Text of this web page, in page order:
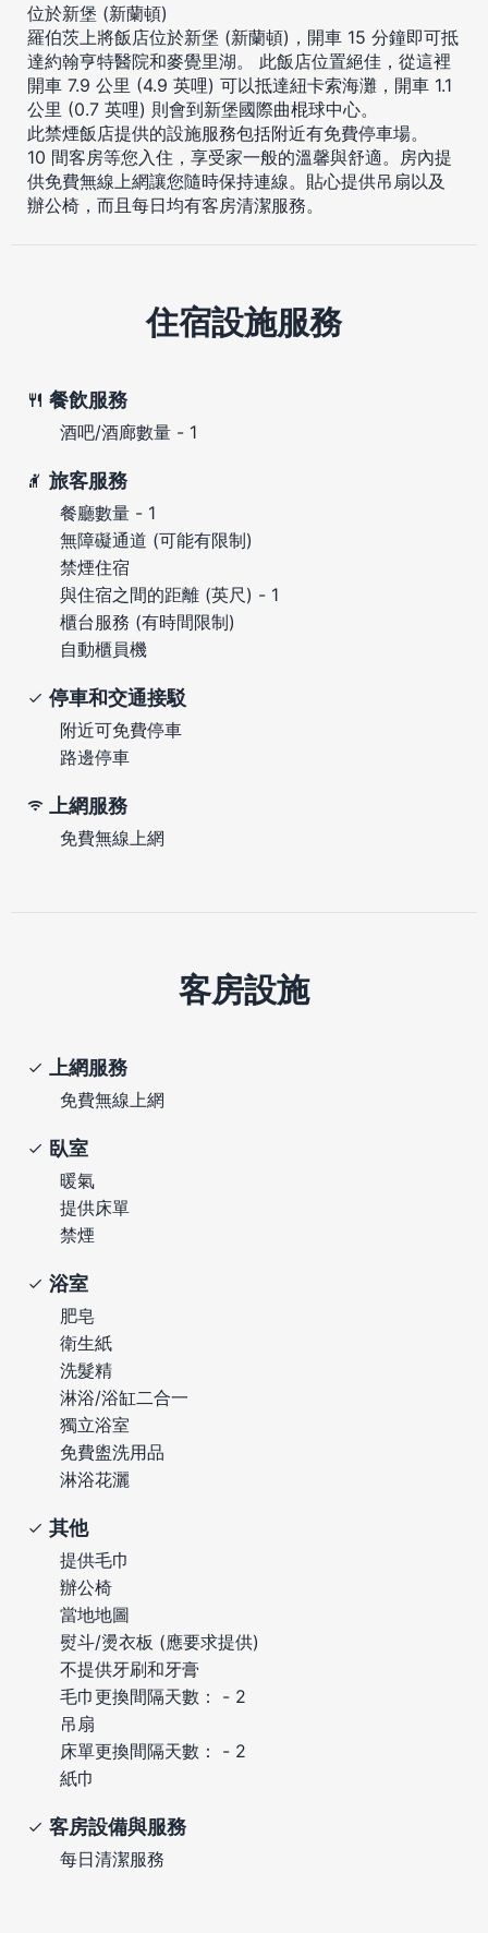
位於新堡 (新蘭頓)
羅伯茨上將飯店位於新堡 (新蘭頓)，開車 15 分鐘即可抵
達約翰亨特醫院和麥覺里湖。 此飯店位置絕佳，從這裡
開車 7.9 公里 (4.9 英哩) 可以抵達紐卡索海灘，開車 1.1
公里 (0.7 英哩) 則會到新堡國際曲棍球中心。
此禁煙飯店提供的設施服務包括附近有免費停車場。
10 間客房等您入住，享受家一般的溫馨與舒適。房內提
供免費無線上網讓您隨時保持連線。貼心提供吊扇以及
辦公椅，而且每日均有客房清潔服務。
住宿設施服務
餐飲服務
酒吧/酒廊數量 - 1
旅客服務
餐廳數量 - 1
無障礙通道 (可能有限制)
禁煙住宿
與住宿之間的距離 (英尺) - 1
櫃台服務 (有時間限制)
自動櫃員機
停車和交通接駁
附近可免費停車
路邊停車
上網服務
免費無線上網
客房設施
上網服務
免費無線上網
臥室
暖氣
提供床單
禁煙
浴室
肥皂
衛生紙
洗髮精
淋浴/浴缸二合一
獨立浴室
免費盥洗用品
淋浴花灑
其他
提供毛巾
辦公椅
當地地圖
熨斗/燙衣板 (應要求提供)
不提供牙刷和牙膏
毛巾更換間隔天數： - 2
吊扇
床單更換間隔天數： - 2
紙巾
客房設備與服務
每日清潔服務